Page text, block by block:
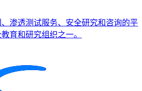
渗透测试服务、安全研究和咨询的平
育和研究组织之一。